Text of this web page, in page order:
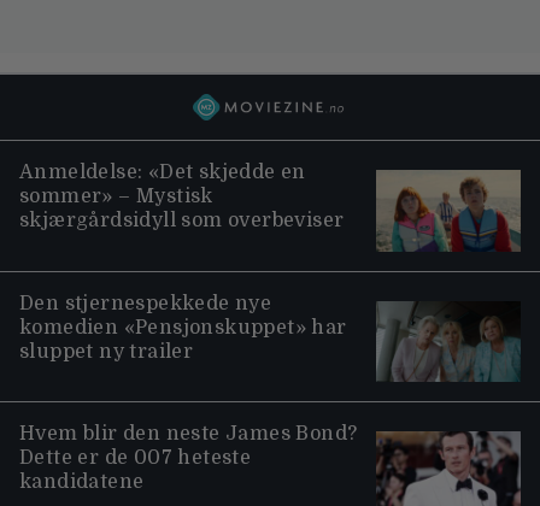
Anmeldelse: «Det skjedde en
sommer» – Mystisk
skjærgårdsidyll som overbeviser
Den stjernespekkede nye
komedien «Pensjonskuppet» har
sluppet ny trailer
Hvem blir den neste James Bond?
Dette er de 007 heteste
kandidatene